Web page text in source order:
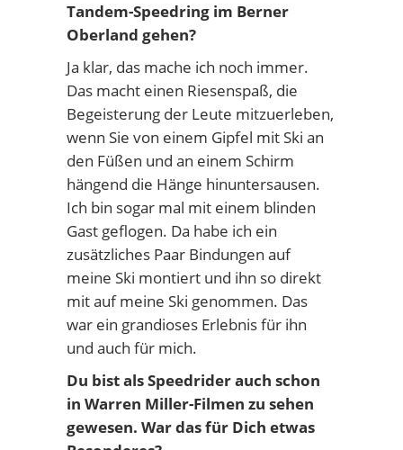
Tandem-Speedring im Berner
Oberland gehen?
Ja klar, das mache ich noch immer.
Das macht einen Riesenspaß, die
Begeisterung der Leute mitzuerleben,
wenn Sie von einem Gipfel mit Ski an
den Füßen und an einem Schirm
hängend die Hänge hinuntersausen.
Ich bin sogar mal mit einem blinden
Gast geflogen. Da habe ich ein
zusätzliches Paar Bindungen auf
meine Ski montiert und ihn so direkt
mit auf meine Ski genommen. Das
war ein grandioses Erlebnis für ihn
und auch für mich.
Du bist als Speedrider auch schon
in Warren Miller-Filmen zu sehen
gewesen. War das für Dich etwas